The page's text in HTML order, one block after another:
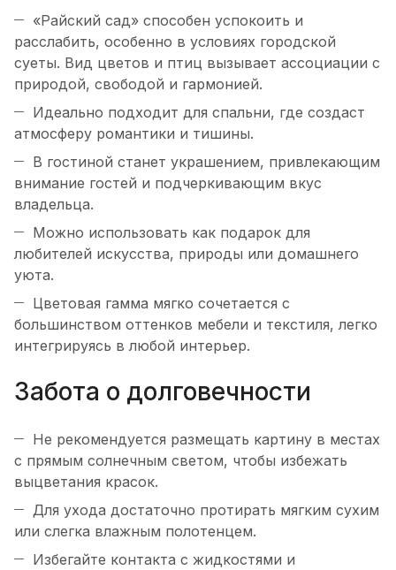
«Райский сад» способен успокоить и
расслабить, особенно в условиях городской
суеты. Вид цветов и птиц вызывает ассоциации с
природой, свободой и гармонией.
Идеально подходит для спальни, где создаст
атмосферу романтики и тишины.
В гостиной станет украшением, привлекающим
внимание гостей и подчеркивающим вкус
владельца.
Можно использовать как подарок для
любителей искусства, природы или домашнего
уюта.
Цветовая гамма мягко сочетается с
большинством оттенков мебели и текстиля, легко
интегрируясь в любой интерьер.
Забота о долговечности
Не рекомендуется размещать картину в местах
с прямым солнечным светом, чтобы избежать
выцветания красок.
Для ухода достаточно протирать мягким сухим
или слегка влажным полотенцем.
Избегайте контакта с жидкостями и